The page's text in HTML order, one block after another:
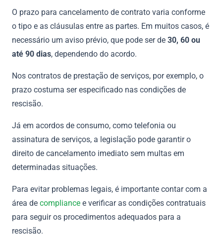
O prazo para cancelamento de contrato varia conforme
o tipo e as cláusulas entre as partes. Em muitos casos, é
necessário um aviso prévio, que pode ser de 30, 60 ou
até 90 dias, dependendo do acordo.
Nos contratos de prestação de serviços, por exemplo, o
prazo costuma ser especificado nas condições de
rescisão.
Já em acordos de consumo, como telefonia ou
assinatura de serviços, a legislação pode garantir o
direito de cancelamento imediato sem multas em
determinadas situações.
Para evitar problemas legais, é importante contar com a
área de compliance e verificar as condições contratuais
para seguir os procedimentos adequados para a
rescisão.